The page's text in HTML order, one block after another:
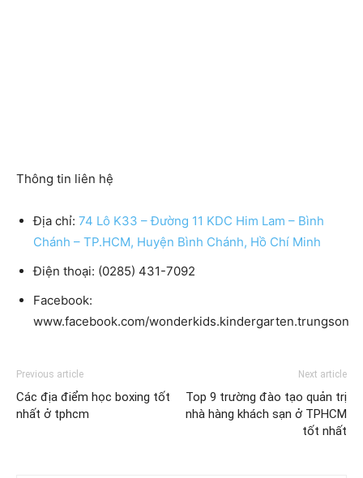
Thông tin liên hệ
Địa chỉ: 74 Lô K33 – Đường 11 KDC Him Lam – Bình
Chánh – TP.HCM, Huyện Bình Chánh, Hồ Chí Minh
Điện thoại: (0285) 431-7092
Facebook:
www.facebook.com/wonderkids.kindergarten.trungson
Previous article
Các địa điểm học boxing tốt
nhất ở tphcm
Next article
Top 9 trường đào tạo quản trị
nhà hàng khách sạn ở TPHCM
tốt nhất